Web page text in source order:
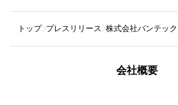
トップ プレスリリース 株式会社パンテック
会社概要